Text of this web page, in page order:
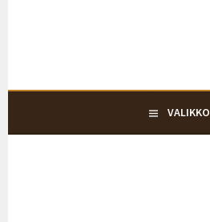
VALIKKO